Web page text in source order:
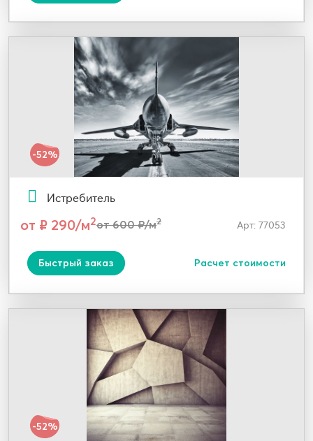
-52%
Истребитель
от ₽ 290/м2от 600 ₽/м2 Арт: 77053
Быстрый заказ Расчет стоимости
-52%